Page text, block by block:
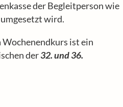
der Begleitperson wie
wird.
ist ein
der32. und 36.